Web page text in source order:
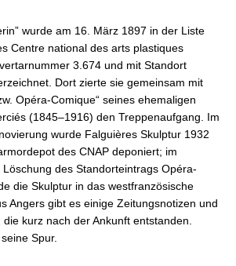
wurde am 16. März 1897 in der Liste
Centre national des arts plastiques
3.674 und mit Standort
Dort zierte sie gemeinsam mit
Opéra-Comique“ seines ehemaligen
(1845–1916) den Treppenaufgang. Im
wurde Falguières Skulptur 1932
des CNAP deponiert; im
des Standorteintrags Opéra-
die Skulptur in das westfranzösische
Angers gibt es einige Zeitungsnotizen und
kurz nach der Ankunft entstanden.
Spur.